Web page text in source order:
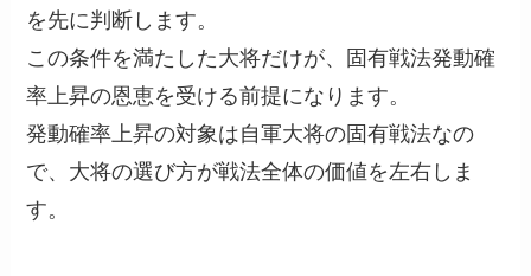
を先に判断します。
この条件を満たした大将だけが、固有戦法発動確
率上昇の恩恵を受ける前提になります。
発動確率上昇の対象は自軍大将の固有戦法なの
で、大将の選び方が戦法全体の価値を左右しま
す。